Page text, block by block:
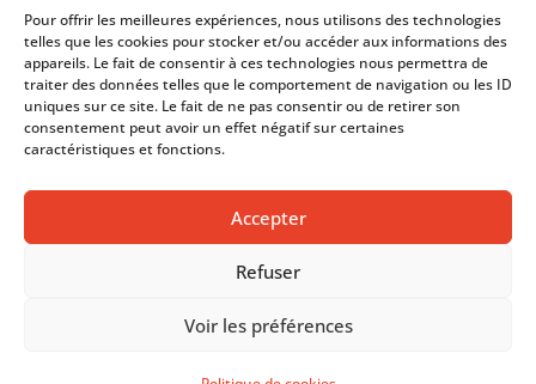
Pour offrir les meilleures expériences, nous utilisons des technologies
telles que les cookies pour stocker et/ou accéder aux informations des
appareils. Le fait de consentir à ces technologies nous permettra de
traiter des données telles que le comportement de navigation ou les ID
uniques sur ce site. Le fait de ne pas consentir ou de retirer son
consentement peut avoir un effet négatif sur certaines
caractéristiques et fonctions.
Accepter
Refuser
Voir les préférences
Insertion professionnelle en restauration
collective
Insertion professionnelle en communication et
graphisme
© 2023 – LE PASSE MURAILLE –
Politique de Confidentialité